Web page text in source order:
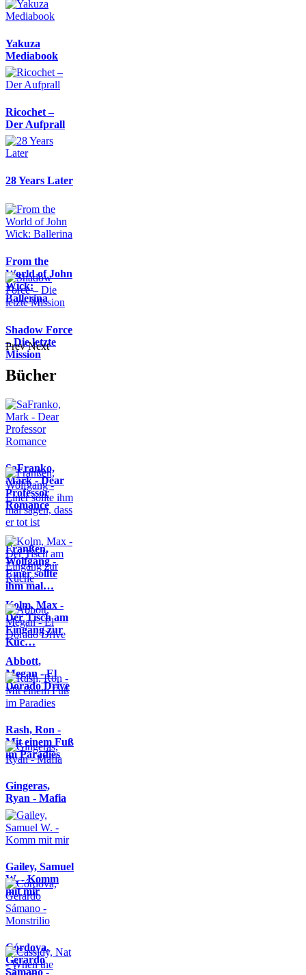
Yakuza
Mediabook
Ricochet –
Der Aufprall
28 Years Later
From the
World of John
Wick:
Ballerina
Shadow Force
– Die letzte
Mission
Prev Next
Bücher
SaFranko,
Mark - Dear
Professor
Romance
Franßen,
Wolfgang -
Einer sollte
ihm mal…
Kolm, Max -
Der Tisch am
Eingang zur
Küc…
Abbott,
Megan - El
Dorado Drive
Rash, Ron -
Mit einem Fuß
im Paradies
Gingeras,
Ryan - Mafia
Gailey, Samuel
W. - Komm
mit mir
Córdova,
Gerardo
Sámano -